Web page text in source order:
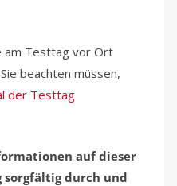
am Testtag vor Ort
beachten müssen,
der Testtag
auf dieser
sorgfältig durch und